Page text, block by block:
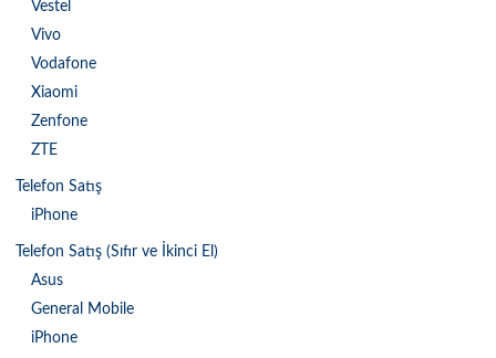
Vestel
Vivo
Vodafone
Xiaomi
Zenfone
ZTE
Telefon Satış
iPhone
Telefon Satış (Sıfır ve İkinci El)
Asus
General Mobile
iPhone